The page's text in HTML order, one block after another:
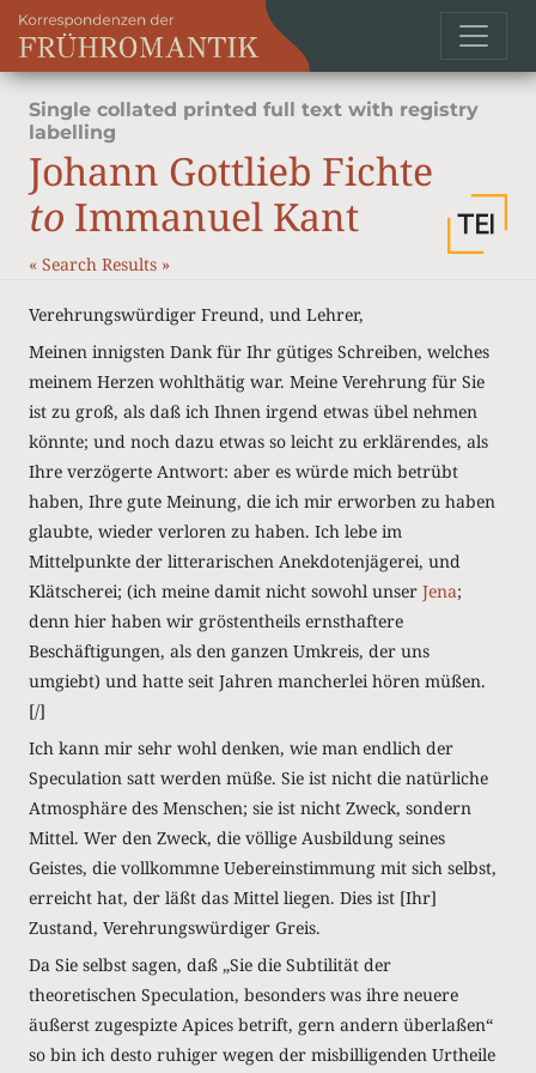
Single collated printed full text with registry
labelling
Johann Gottlieb Fichte
to Immanuel Kant
« Search Results »
Verehrungswürdiger Freund, und Lehrer,
Meinen innigsten Dank für Ihr gütiges Schreiben, welches
meinem Herzen wohlthätig war. Meine Verehrung für Sie
ist zu groß, als daß ich Ihnen irgend etwas übel nehmen
könnte; und noch dazu etwas so leicht zu erklärendes, als
Ihre verzögerte Antwort: aber es würde mich betrübt
haben, Ihre gute Meinung, die ich mir erworben zu haben
glaubte, wieder verloren zu haben. Ich lebe im
Mittelpunkte der litterarischen Anekdotenjägerei, und
Klätscherei; (ich meine damit nicht sowohl unser Jena;
denn hier haben wir gröstentheils ernsthaftere
Beschäftigungen, als den ganzen Umkreis, der uns
umgiebt) und hatte seit Jahren mancherlei hören müßen.
[/]
Ich kann mir sehr wohl denken, wie man endlich der
Speculation satt werden müße. Sie ist nicht die natürliche
Atmosphäre des Menschen; sie ist nicht Zweck, sondern
Mittel. Wer den Zweck, die völlige Ausbildung seines
Geistes, die vollkommne Uebereinstimmung mit sich selbst,
erreicht hat, der läßt das Mittel liegen. Dies ist [Ihr]
Zustand, Verehrungswürdiger Greis.
Da Sie selbst sagen, daß „Sie die Subtilität der
theoretischen Speculation, besonders was ihre neuere
äußerst zugespizte Apices betrift, gern andern überlaßen“
so bin ich desto ruhiger wegen der misbilligenden Urtheile